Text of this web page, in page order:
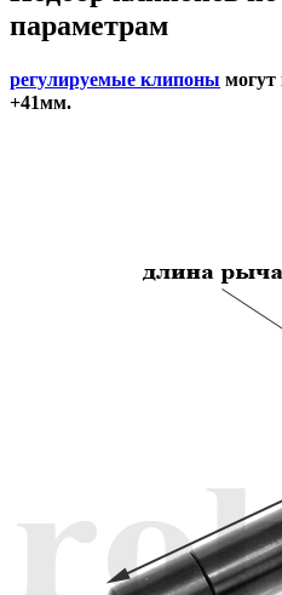
параметрам
регулируемые клипоны могут
+41мм.